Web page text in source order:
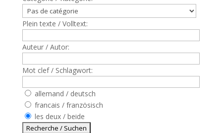
Plein texte / Volltext:
Auteur / Autor:
Mot clef / Schlagwort:
allemand / deutsch
francais / französisch
les deux / beide